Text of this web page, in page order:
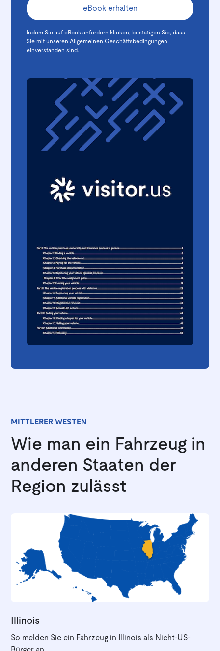
Indem Sie auf eBook anfordern klicken, bestätigen Sie, dass
Sie mit unseren Allgemeinen Geschäftsbedingungen
einverstanden sind.
MITTLERER WESTEN
Wie man ein Fahrzeug in
anderen Staaten der
Region zulässt
Illinois
So melden Sie ein Fahrzeug in Illinois als Nicht-US-